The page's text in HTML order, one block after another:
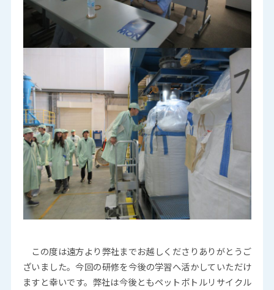
この度は遠方より弊社までお越しくださりありがとうご
ざいました。今回の研修を今後の学習へ活かしていただけ
ますと幸いです。弊社は今後ともペットボトルリサイクル